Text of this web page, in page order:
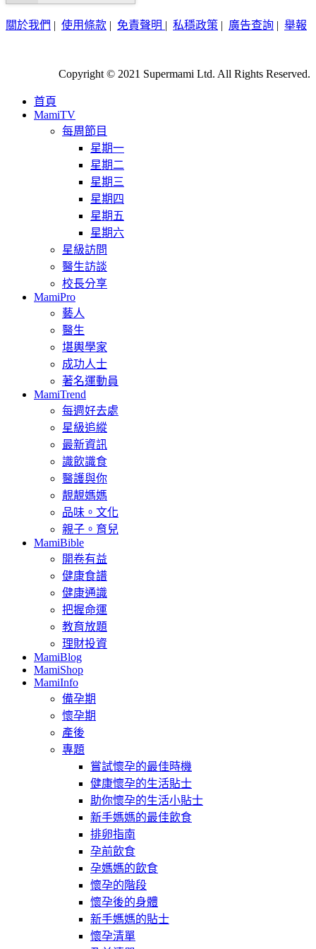
關於我們 | 使用條款 | 免責聲明 | 私穩政策 | 廣告查詢 | 舉報
Copyright © 2021 Supermami Ltd. All Rights Reserved.
首頁
MamiTV
每周節目
星期一
星期二
星期三
星期四
星期五
星期六
星級訪問
醫生訪談
校長分享
MamiPro
藝人
醫生
堪輿學家
成功人士
著名運動員
MamiTrend
每週好去處
星級追縱
最新資訊
識飲識食
醫護與你
靚靚媽媽
品味。文化
親子。育兒
MamiBible
開卷有益
健康食譜
健康通識
把握命運
教育放題
理財投資
MamiBlog
MamiShop
MamiInfo
備孕期
懷孕期
產後
專題
嘗試懷孕的最佳時機
健康懷孕的生活貼士
助你懷孕的生活小貼士
新手媽媽的最佳飲食
排卵指南
孕前飲食
孕媽媽的飲食
懷孕的階段
懷孕後的身體
新手媽媽的貼士
懷孕清單